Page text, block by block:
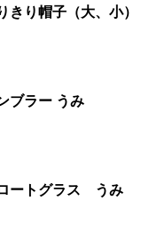
きり帽子（大、小）
ノラネコぐんだん タンブラー うみ
コぐんだん フロートグラス うみ